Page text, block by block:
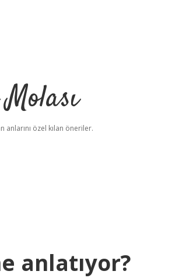
anlarını özel kılan öneriler.
anlatıyor?